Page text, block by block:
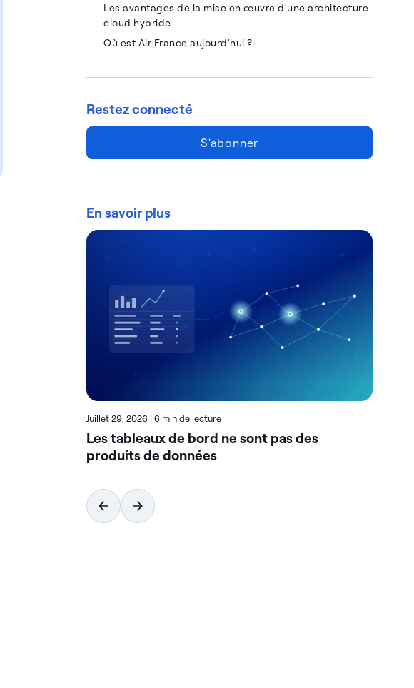
Les avantages de la mise en œuvre d'une architecture
cloud hybride
Où est Air France aujourd'hui ?
Restez connecté
S'abonner
En savoir plus
Juillet 29, 2026 | 6 min de lecture
Les tableaux de bord ne sont pas des
produits de données